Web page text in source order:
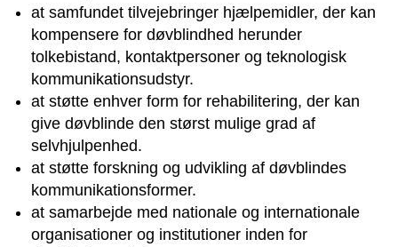
at samfundet tilvejebringer hjælpemidler, der kan
kompensere for døvblindhed herunder
tolkebistand, kontaktpersoner og teknologisk
kommunikationsudstyr.
at støtte enhver form for rehabilitering, der kan
give døvblinde den størst mulige grad af
selvhjulpenhed.
at støtte forskning og udvikling af døvblindes
kommunikationsformer.
at samarbejde med nationale og internationale
organisationer og institutioner inden for